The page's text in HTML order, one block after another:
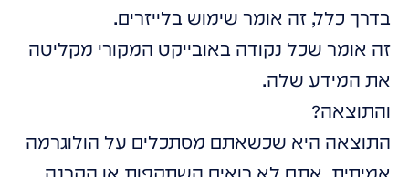
בדרך כלל, זה אומר שימוש בלייזרים.
זה אומר שכל נקודה באובייקט המקורי מקליטה
את המידע שלה.
והתוצאה?
התוצאה היא שכשאתם מסתכלים על הולוגרמה